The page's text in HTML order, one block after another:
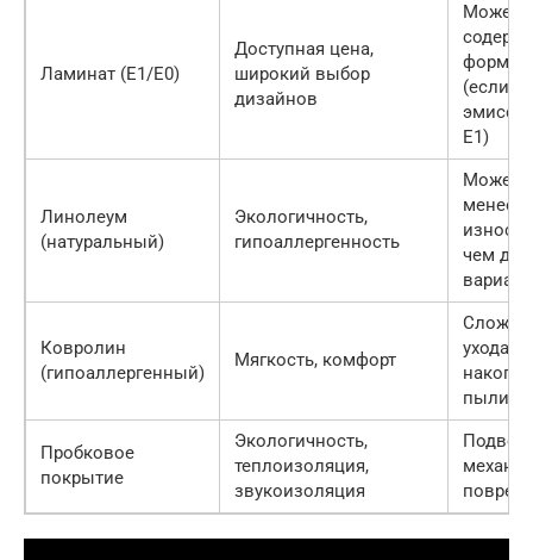
Ламинат (E1/E0)
Доступная цена,
широкий выбор
дизайнов
Может
(если
E1)
Линолеум
(натуральный)
Экологичность,
гипоаллергенность
Может
менее
чем
Ковролин
(гипоаллергенный)
Мягкость, комфорт
ухода,
пыли
Пробковое
покрытие
Экологичность,
теплоизоляция,
звукоизоляция